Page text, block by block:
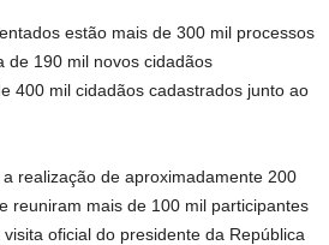
estão mais de 300 mil processos
de 190 mil novos cidadãos
400 mil cidadãos cadastrados junto ao
realização de aproximadamente 200
reuniram mais de 100 mil participantes
oficial do presidente da República